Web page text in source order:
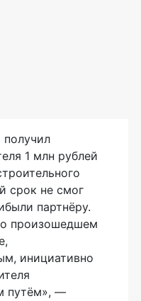
1 млн рублей
срок не смог
партнёру.
о произошедшем
инициативно
путём», —